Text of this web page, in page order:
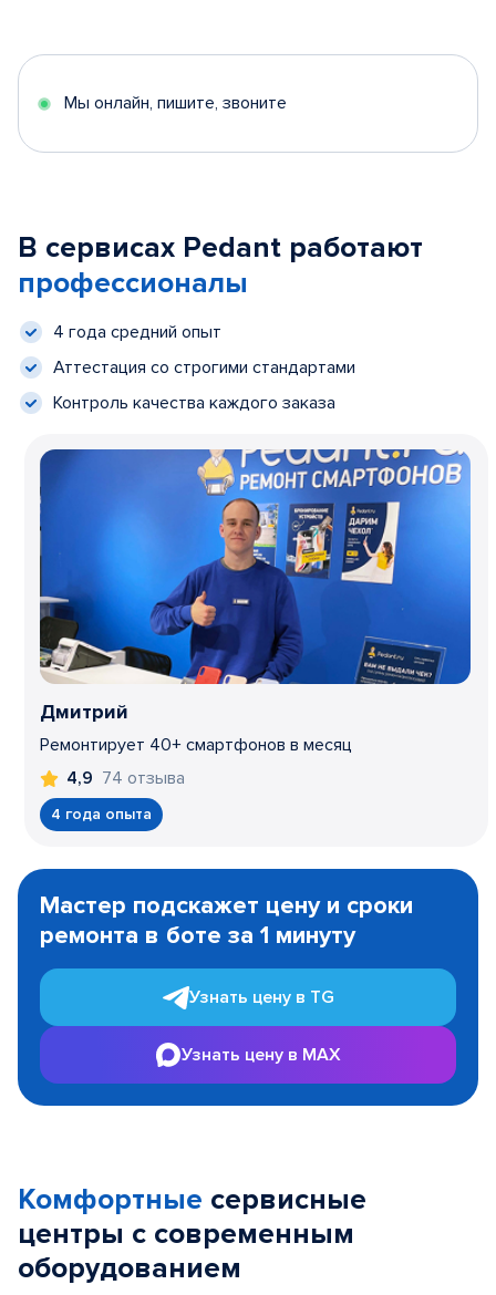
Мы онлайн, пишите, звоните
В сервисах Pedant работают
профессионалы
4 года средний опыт
Аттестация со строгими стандартами
Контроль качества каждого заказа
Дмитрий
Ремонтирует 40+ смартфонов в месяц
4,9 74 отзыва
4 года опыта
1
Мастер подскажет цену и сроки
ремонта в боте за 1 минуту
Узнать цену в TG
Узнать цену в MAX
Комфортные сервисные
центры с современным
оборудованием